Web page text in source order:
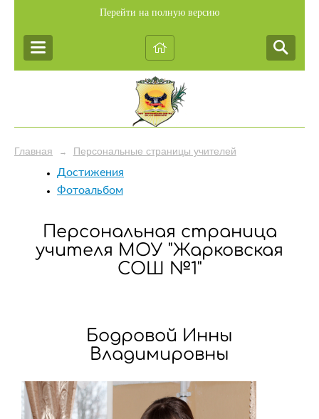
Перейти на полную версию
Главная →
Персональные страницы учителей
Достижения
Фотоальбом
Персональная страница
учителя МОУ "Жарковская
СОШ №1"
Бодровой Инны
Владимировны